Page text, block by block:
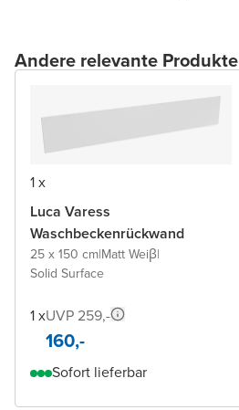
Andere relevante Produkte
1 x
Luca Varess
Waschbeckenrückwand
25 x 150 cm|Matt Weiβ|
Solid Surface
1 xUVP 259,-
160,-
Sofort lieferbar